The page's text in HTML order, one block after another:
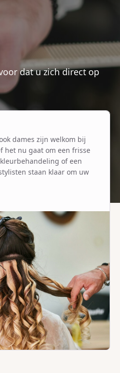
dat u zich direct op
dames zijn welkom bij
het nu gaat om een frisse
of een
staan klaar om uw